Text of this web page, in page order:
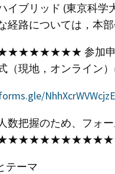
イブリッド (東京科学
経路については，本部
参加申
（現地，オンライン
数把握のため、フォ
テーマ